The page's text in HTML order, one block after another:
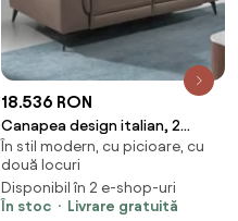
18.536 RON
Canapea design italian, 2
locuri, functia relaz, Alfredo
În stil modern, cu picioare, cu
două locuri
Disponibil în 2 e-shop-uri
În stoc
Livrare gratuită